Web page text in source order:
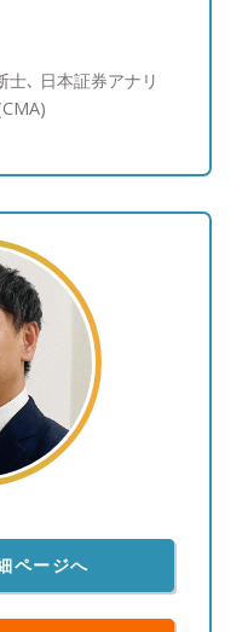
士､ 日本証券アナリ
ページへ